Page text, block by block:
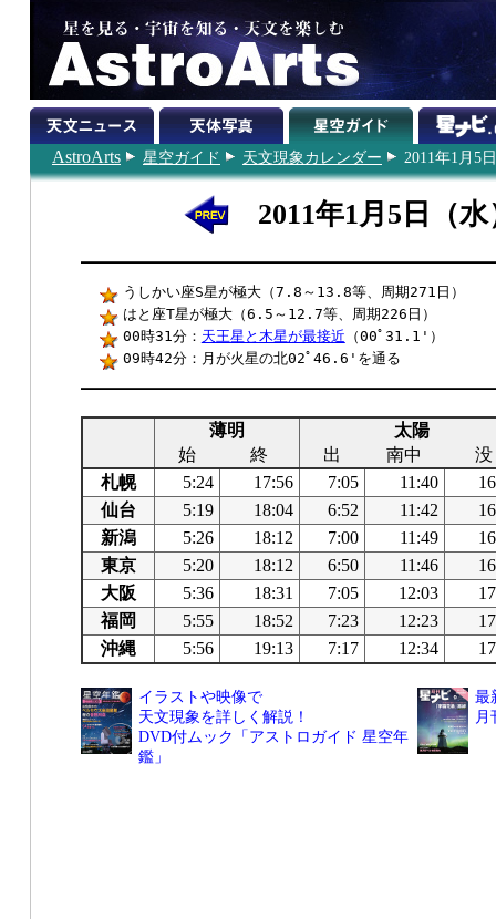
AstroArts 星空ガイド 天文現象カレンダー 2011年1月5日
2011年1月5日（水
うしかい座S星が極大（7.8～13.8等、周期271日）
はと座T星が極大（6.5～12.7等、周期226日）
00時31分： 天王星と木星が最接近 （00ﾟ31.1'）
09時42分：月が火星の北02ﾟ46.6'を通る
薄明
太陽
始
終 出 南中
没
札幌
5:24 17:56 7:05 11:40
仙台
5:19 18:04 6:52 11:42
新潟
5:26 18:12 7:00 11:49
東京
5:20 18:12 6:50 11:46
大阪
5:36 18:31 7:05 12:03
福岡
5:55 18:52 7:23 12:23
沖縄
5:56 19:13 7:17 12:34
イラストや映像で
天文現象を詳しく解説！
DVD付ムック「アストロガイド 星空年
鑑」
最
月